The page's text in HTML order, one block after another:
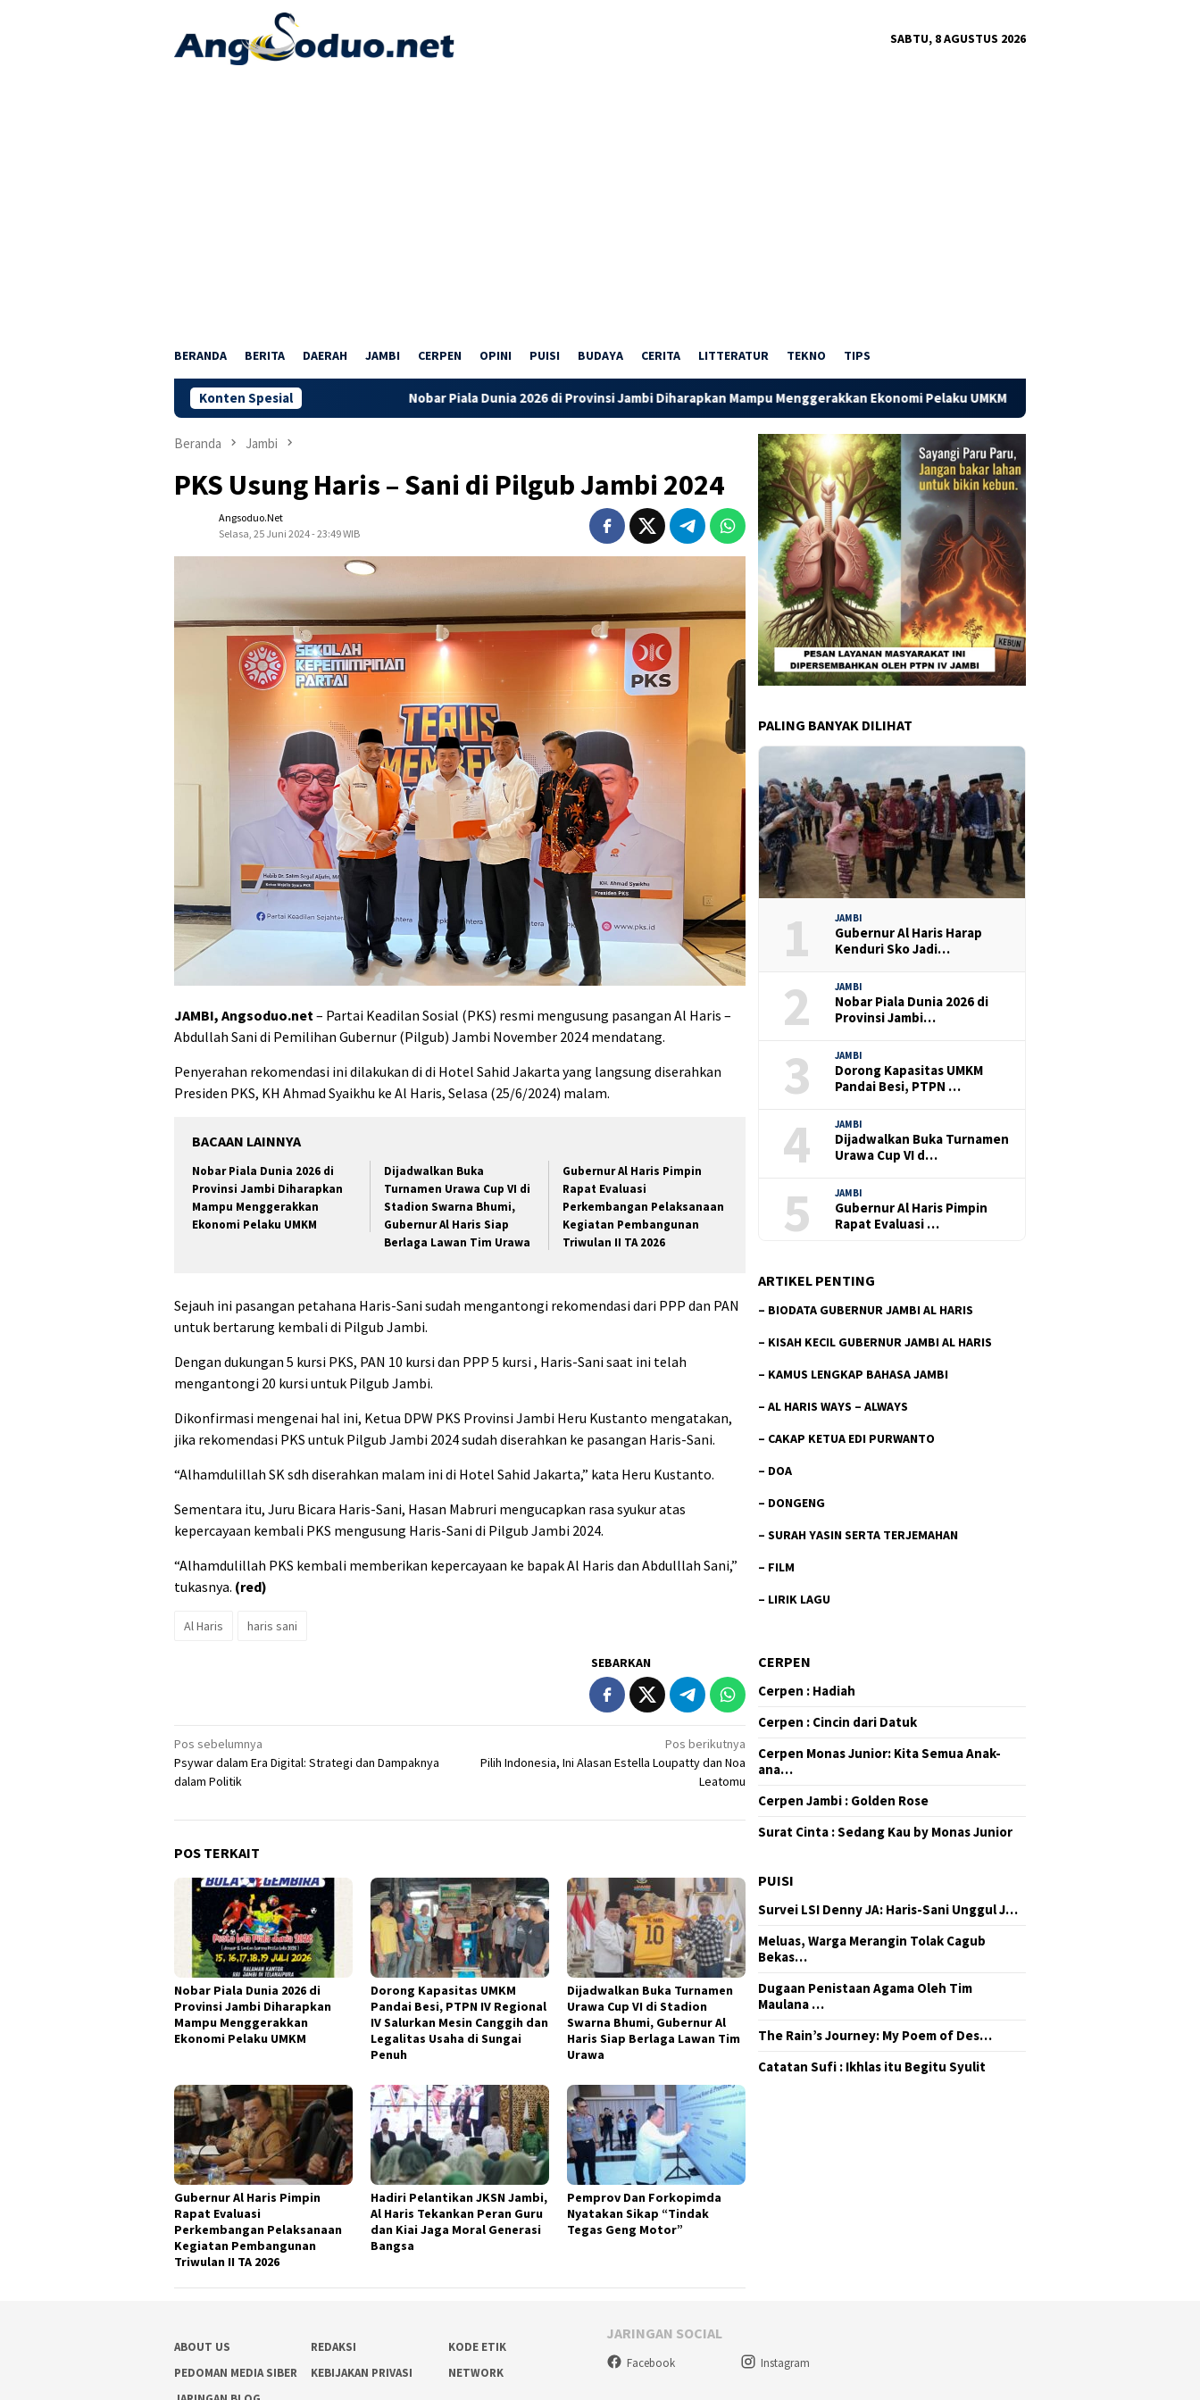
SABTU, 8 AGUSTUS 2026
BERANDA BERITA DAERAH JAMBI CERPEN OPINI PUISI BUDAYA CERITA LITTERATUR TEKNO TIPS
Konten Spesial Nobar Piala Dunia 2026 di Provinsi Jambi Diharapkan Mampu Menggerakkan Ekonomi Pelaku UMKM Dorong Kapasitas UMKM Pandai Besi,
Beranda Jambi
PKS Usung Haris – Sani di Pilgub Jambi 2024
Angsoduo.net
Selasa, 25 Juni 2024 - 23:49 WIB
JAMBI, Angsoduo.net – Partai Keadilan Sosial (PKS) resmi mengusung pasangan Al Haris –
Abdullah Sani di Pemilihan Gubernur (Pilgub) Jambi November 2024 mendatang.
Penyerahan rekomendasi ini dilakukan di di Hotel Sahid Jakarta yang langsung diserahkan
Presiden PKS, KH Ahmad Syaikhu ke Al Haris, Selasa (25/6/2024) malam.
BACAAN LAINNYA
Nobar Piala Dunia 2026 di
Provinsi Jambi Diharapkan
Mampu Menggerakkan
Ekonomi Pelaku UMKM
Dijadwalkan Buka
Turnamen Urawa Cup VI di
Stadion Swarna Bhumi,
Gubernur Al Haris Siap
Berlaga Lawan Tim Urawa
Gubernur Al Haris Pimpin
Rapat Evaluasi
Perkembangan Pelaksanaan
Kegiatan Pembangunan
Triwulan II TA 2026
Sejauh ini pasangan petahana Haris-Sani sudah mengantongi rekomendasi dari PPP dan PAN
untuk bertarung kembali di Pilgub Jambi.
Dengan dukungan 5 kursi PKS, PAN 10 kursi dan PPP 5 kursi , Haris-Sani saat ini telah
mengantongi 20 kursi untuk Pilgub Jambi.
Dikonfirmasi mengenai hal ini, Ketua DPW PKS Provinsi Jambi Heru Kustanto mengatakan,
jika rekomendasi PKS untuk Pilgub Jambi 2024 sudah diserahkan ke pasangan Haris-Sani.
“Alhamdulillah SK sdh diserahkan malam ini di Hotel Sahid Jakarta,” kata Heru Kustanto.
Sementara itu, Juru Bicara Haris-Sani, Hasan Mabruri mengucapkan rasa syukur atas
kepercayaan kembali PKS mengusung Haris-Sani di Pilgub Jambi 2024.
“Alhamdulillah PKS kembali memberikan kepercayaan ke bapak Al Haris dan Abdulllah Sani,”
tukasnya. (red)
Al Haris haris sani
SEBARKAN
Navigasi
pos
Pos sebelumnya
Psywar dalam Era Digital: Strategi dan Dampaknya
dalam Politik
Pos berikutnya
Pilih Indonesia, Ini Alasan Estella Loupatty dan Noa
Leatomu
POS TERKAIT
Nobar Piala Dunia 2026 di
Provinsi Jambi Diharapkan
Mampu Menggerakkan
Ekonomi Pelaku UMKM
Dorong Kapasitas UMKM
Pandai Besi, PTPN IV Regional
IV Salurkan Mesin Canggih dan
Legalitas Usaha di Sungai
Penuh
Dijadwalkan Buka Turnamen
Urawa Cup VI di Stadion
Swarna Bhumi, Gubernur Al
Haris Siap Berlaga Lawan Tim
Urawa
Gubernur Al Haris Pimpin
Rapat Evaluasi
Perkembangan Pelaksanaan
Kegiatan Pembangunan
Triwulan II TA 2026
Hadiri Pelantikan JKSN Jambi,
Al Haris Tekankan Peran Guru
dan Kiai Jaga Moral Generasi
Bangsa
Pemprov Dan Forkopimda
Nyatakan Sikap “Tindak
Tegas Geng Motor”
PALING BANYAK DILIHAT
1 JAMBI
Gubernur Al Haris Harap
Kenduri Sko Jadi…
2 JAMBI
Nobar Piala Dunia 2026 di
Provinsi Jambi…
3 JAMBI
Dorong Kapasitas UMKM
Pandai Besi, PTPN …
4 JAMBI
Dijadwalkan Buka Turnamen
Urawa Cup VI d…
5 JAMBI
Gubernur Al Haris Pimpin
Rapat Evaluasi …
ARTIKEL PENTING
– BIODATA GUBERNUR JAMBI AL HARIS
– KISAH KECIL GUBERNUR JAMBI AL HARIS
– KAMUS LENGKAP BAHASA JAMBI
–AL HARIS WAYS – ALWAYS
– CAKAP KETUA EDI PURWANTO
– DOA
– DONGENG
–SURAH YASIN SERTA TERJEMAHAN
– FILM
– LIRIK LAGU
CERPEN
Cerpen : Hadiah
Cerpen : Cincin dari Datuk
Cerpen Monas Junior: Kita Semua Anak-
ana…
Cerpen Jambi : Golden Rose
Surat Cinta : Sedang Kau by Monas Junior
PUISI
Survei LSI Denny JA: Haris-Sani Unggul J…
Meluas, Warga Merangin Tolak Cagub
Bekas…
Dugaan Penistaan Agama Oleh Tim
Maulana …
The Rain’s Journey: My Poem of Des…
Catatan Sufi : Ikhlas itu Begitu Syulit
ABOUT US REDAKSI
KODE ETIK
PEDOMAN MEDIA SIBER
KEBIJAKAN PRIVASI
NETWORK
JARINGAN SOCIAL
Facebook Instagram